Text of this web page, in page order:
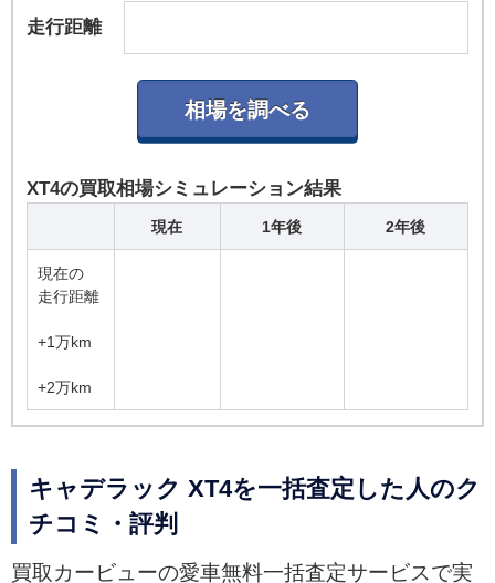
走行距離
XT4の買取相場シミュレーション結果
現在 1年後 2年後
現在の
走行距離
+1万km
+2万km
キャデラック XT4を一括査定した人のク
チコミ・評判
買取カービューの愛車無料一括査定サービスで実